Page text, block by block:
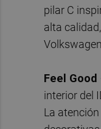
pilar C
alta
Feel
interior del
La